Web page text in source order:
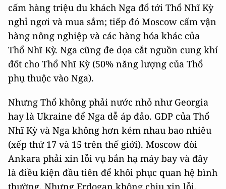
cấm hàng triệu du khách Nga đổ tới Thổ Nhĩ Kỳ
nghỉ ngơi và mua sắm; tiếp đó Moscow cấm vận
hàng nông nghiệp và các hàng hóa khác của
Thổ Nhĩ Kỳ. Nga cũng đe dọa cắt nguồn cung khí
đốt cho Thổ Nhĩ Kỳ (50% năng lượng của Thổ
phụ thuộc vào Nga).
Nhưng Thổ không phải nước nhỏ như Georgia
hay là Ukraine để Nga dễ áp đảo. GDP của Thổ
Nhĩ Kỳ và Nga không hơn kém nhau bao nhiêu
(xếp thứ 17 và 15 trên thế giới). Moscow đòi
Ankara phải xin lỗi vụ bắn hạ máy bay và đây
là điều kiện đầu tiên để khôi phục quan hệ bình
thường. Nhưng Erdogan không chịu xin lỗi.